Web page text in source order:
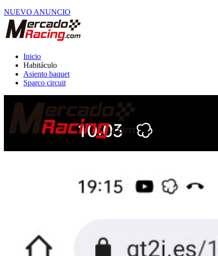
NUEVO ANUNCIO
Inicio
Habitáculo
Asiento baquet
Sparco circuit